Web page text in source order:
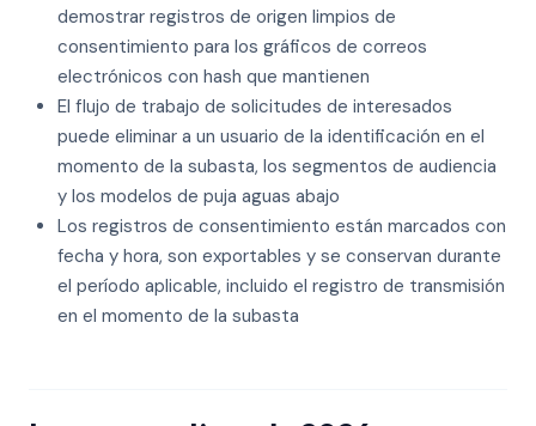
demostrar registros de origen limpios de
consentimiento para los gráficos de correos
electrónicos con hash que mantienen
El flujo de trabajo de solicitudes de interesados
puede eliminar a un usuario de la identificación en el
momento de la subasta, los segmentos de audiencia
y los modelos de puja aguas abajo
Los registros de consentimiento están marcados con
fecha y hora, son exportables y se conservan durante
el período aplicable, incluido el registro de transmisión
en el momento de la subasta